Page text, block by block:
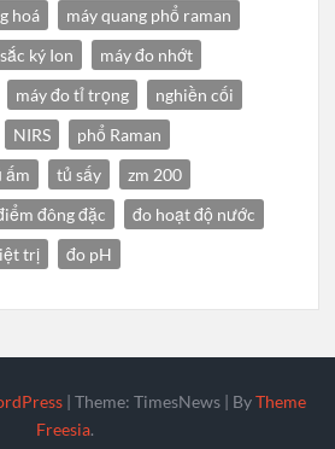
hoá
máy quang phổ raman
ký Ion
máy đo nhớt
máy đo tỉ trọng
nghiền cối
NIRS
phổ Raman
ấm tủ sấy
zm 200
đông đặc
đo hoạt độ nước
trị đo pH
|Theme: TimesNews | ByTheme
Freesia.